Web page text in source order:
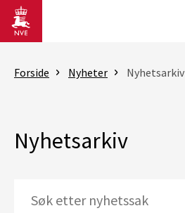
Gå til hovedinnhold
Forside Nyheter Nyhetsarkiv
Nyhetsarkiv